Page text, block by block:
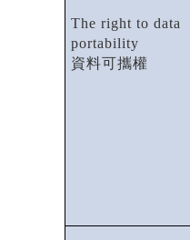
The right to data
portability
資料可攜權